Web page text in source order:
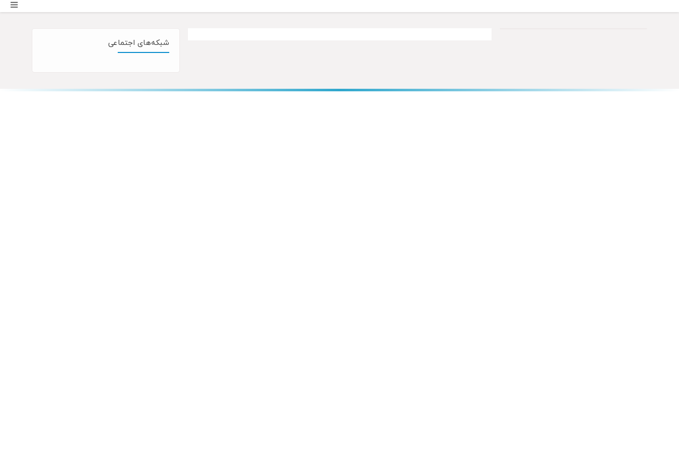
شبکه‌های اجتماعی